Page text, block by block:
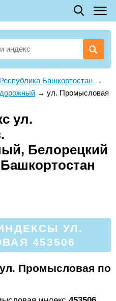
Республика Башкортостан →
→ ул. Промысловая
ул.
Белорецкий
УЛ.
453506
Промысловая по